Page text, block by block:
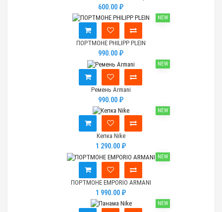
600.00 ₽
NEW
ПОРТМОНЕ PHILIPP PLEIN
990.00 ₽
NEW
Ремень Armani
990.00 ₽
NEW
Кепка Nike
1 290.00 ₽
NEW
ПОРТМОНЕ EMPORIO ARMANI
1 990.00 ₽
NEW